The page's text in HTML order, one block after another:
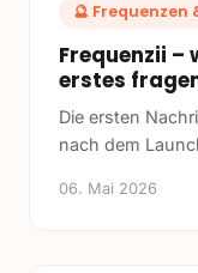
🔮 Frequenzen
Frequenzii –
erstes
Die ersten
nach dem
06. Mai 2026